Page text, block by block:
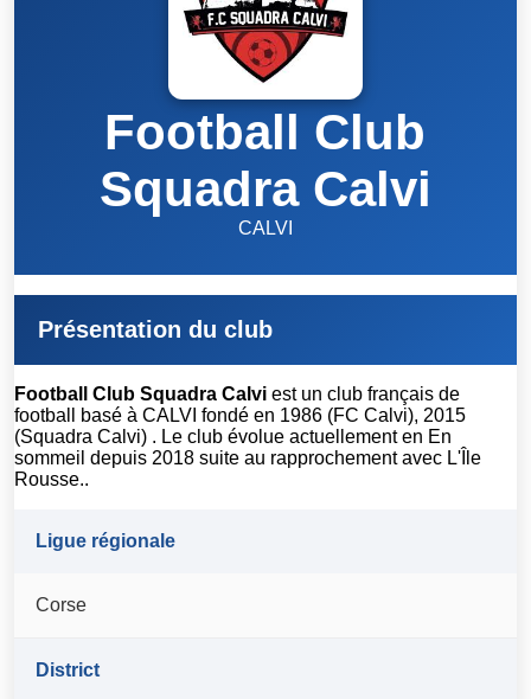
Football Club
Squadra Calvi
CALVI
Présentation du club
Football Club Squadra Calvi est un club français de
football basé à CALVI fondé en 1986 (FC Calvi), 2015
(Squadra Calvi) . Le club évolue actuellement en En
sommeil depuis 2018 suite au rapprochement avec L'Île
Rousse..
Ligue régionale
Corse
District